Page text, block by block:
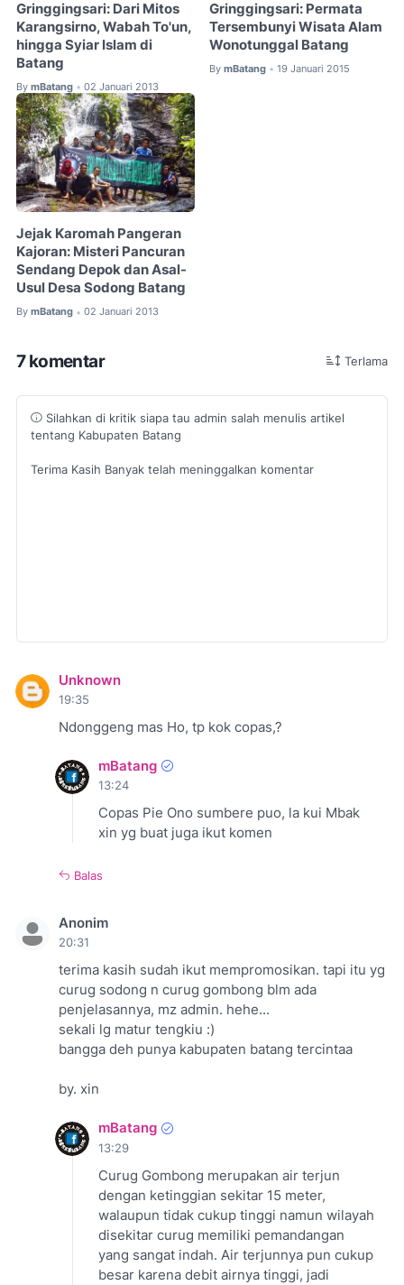
Gringgingsari: Dari Mitos
Karangsirno, Wabah To'un,
hingga Syiar Islam di
Batang
By mBatang • 02 Januari 2013
Gringgingsari: Permata
Tersembunyi Wisata Alam
Wonotunggal Batang
By mBatang • 19 Januari 2015
Jejak Karomah Pangeran
Kajoran: Misteri Pancuran
Sendang Depok dan Asal-
Usul Desa Sodong Batang
By mBatang • 02 Januari 2013
7 komentar Terlama
Silahkan di kritik siapa tau admin salah menulis artikel
tentang Kabupaten Batang
Terima Kasih Banyak telah meninggalkan komentar
Unknown
19:35
Ndonggeng mas Ho, tp kok copas,?
mBatang
13:24
Copas Pie Ono sumbere puo, la kui Mbak
xin yg buat juga ikut komen
Balas
Anonim
20:31
terima kasih sudah ikut mempromosikan. tapi itu yg
curug sodong n curug gombong blm ada
penjelasannya, mz admin. hehe...
sekali lg matur tengkiu :)
bangga deh punya kabupaten batang tercintaa
by. xin
mBatang
13:29
Curug Gombong merupakan air terjun
dengan ketinggian sekitar 15 meter,
walaupun tidak cukup tinggi namun wilayah
disekitar curug memiliki pemandangan
yang sangat indah. Air terjunnya pun cukup
besar karena debit airnya tinggi, jadi